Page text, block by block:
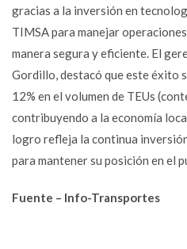
gracias a la inversión en
TIMSA para manejar
manera segura y eficiente. El
Gordillo, destacó que este éxito
12% en el volumen de TEUs
contribuyendo a la economía
logro refleja la continua
para mantener su posición en el
Fuente – Info-Transportes